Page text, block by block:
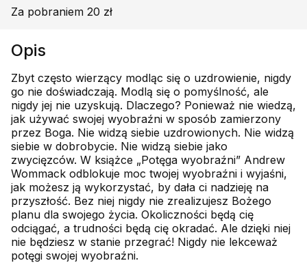
Za pobraniem 20 zł
Opis
Zbyt często wierzący modląc się o uzdrowienie, nigdy
go nie doświadczają. Modlą się o pomyślność, ale
nigdy jej nie uzyskują. Dlaczego? Ponieważ nie wiedzą,
jak używać swojej wyobraźni w sposób zamierzony
przez Boga. Nie widzą siebie uzdrowionych. Nie widzą
siebie w dobrobycie. Nie widzą siebie jako
zwycięzców. W książce „Potęga wyobraźni” Andrew
Wommack odblokuje moc twojej wyobraźni i wyjaśni,
jak możesz ją wykorzystać, by dała ci nadzieję na
przyszłość. Bez niej nigdy nie zrealizujesz Bożego
planu dla swojego życia. Okoliczności będą cię
odciągać, a trudności będą cię okradać. Ale dzięki niej
nie będziesz w stanie przegrać! Nigdy nie lekceważ
potęgi swojej wyobraźni.